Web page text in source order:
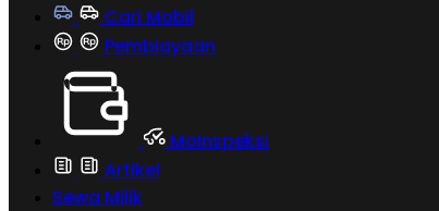
Cari Mobil
Pembiayaan
MoInspeksi
Artikel
Sewa Milik